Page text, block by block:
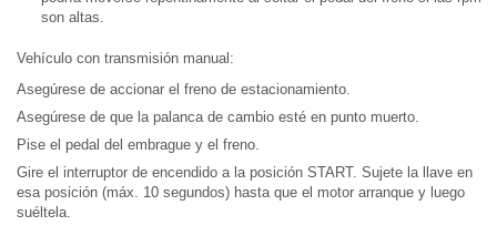
son altas.
Vehículo con transmisión manual:
Asegúrese de accionar el freno de estacionamiento.
Asegúrese de que la palanca de cambio esté en punto muerto.
Pise el pedal del embrague y el freno.
Gire el interruptor de encendido a la posición START. Sujete la llave en
esa posición (máx. 10 segundos) hasta que el motor arranque y luego
suéltela.